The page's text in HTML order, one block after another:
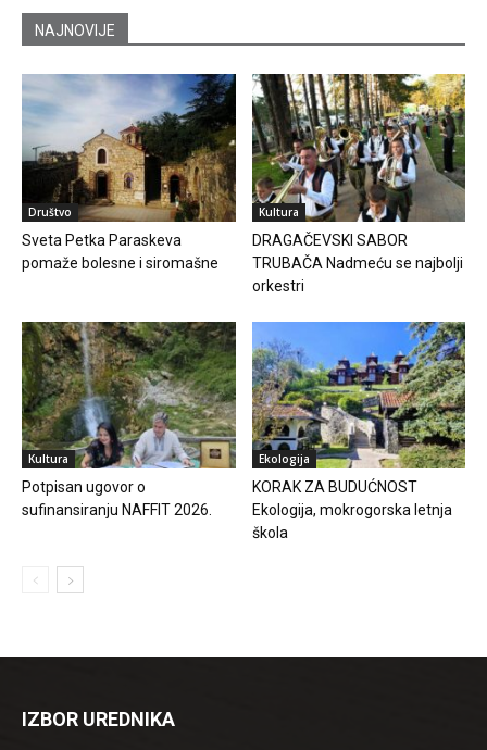
NAJNOVIJE
Društvo
Sveta Petka Paraskeva
pomaže bolesne i siromašne
Kultura
DRAGAČEVSKI SABOR
TRUBAČA Nadmeću se najbolji
orkestri
Kultura
Potpisan ugovor o
sufinansiranju NAFFIT 2026.
Ekologija
KORAK ZA BUDUĆNOST
Ekologija, mokrogorska letnja
škola
IZBOR UREDNIKA